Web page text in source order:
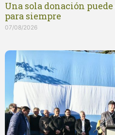
Una sola donación
para siempre
07/08/2026